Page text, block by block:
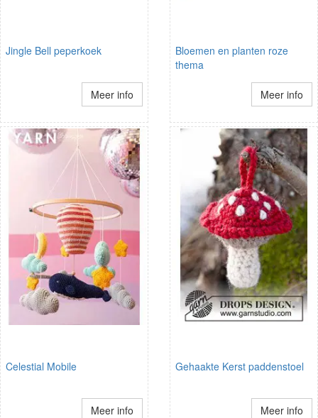
Jingle Bell peperkoek
Meer info
Bloemen en planten roze
thema
Meer info
Celestial Mobile
Meer info
Gehaakte Kerst paddenstoel
Meer info